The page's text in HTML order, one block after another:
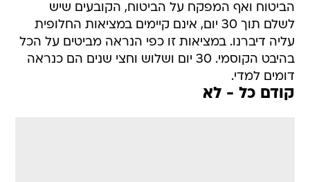
הביטוח ואף המפקח על הביטוח, הקובעים שיש
לשלם תוך 30 יום, אינם קיימים במציאות החלופית
עליה דיברנו. במציאות זו כפי הנראה מביטים על הכל
בהיבט הקוסמי. 30 יום ושלוש וחצי שנים הם כנראה
דומים למדי.
קודם כל - לא